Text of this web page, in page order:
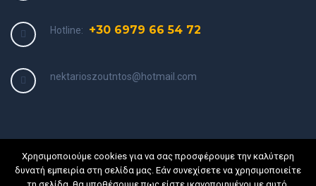
Hotline: +30 6979 66 54 72
nektarioszoutntos@hotmail.com
Χρησιμοποιούμε cookies για να σας προσφέρουμε την καλύτερη
δυνατή εμπειρία στη σελίδα μας. Εάν συνεχίσετε να χρησιμοποιείτε